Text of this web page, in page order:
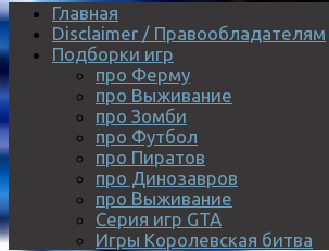
Главная
Disclaimer / Правообладателям
Подборки игр
про Ферму
про Выживание
про Зомби
про Футбол
про Пиратов
про Динозавров
про Выживание
Серия игр GTA
Игры Королевская битва